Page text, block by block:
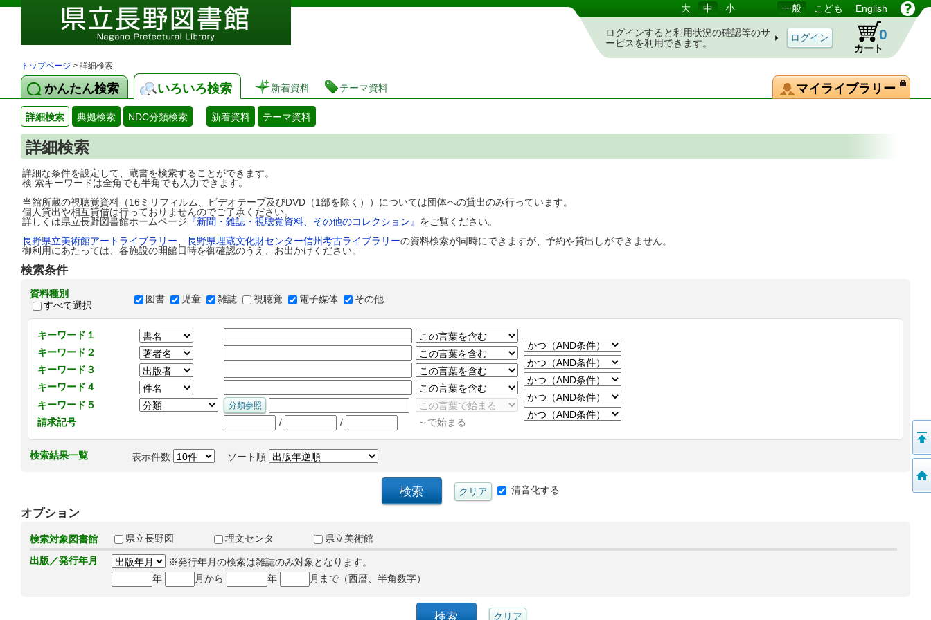
図書館 蔵書検索・予約システム 大 中 小 一般 こども English
ログインすると利用状況の確認等のサ
ービスを利用できます。
カート
0
トップページ > 詳細検索
かんたん検索 いろいろ検索 新着資料 テーマ資料 マイライブラリー
詳細検索 典拠検索 NDC分類検索 新着資料 テーマ資料
詳細検索
詳細な条件を設定して、蔵書を検索することができます。
検 索キーワードは全角でも半角でも入力できます。
当館所蔵の視聴覚資料（16ミリフィルム、ビデオテープ及びDVD（1部を除く））については団体への貸出のみ行っています。
個人貸出や相互貸借は行っておりませんのでご了承ください。
詳しくは県立長野図書館ホームページ 『新聞・雑誌・視聴覚資料、その他のコレクション』 をご覧ください。
長野県立美術館アートライブラリー
長野県埋蔵文化財センター信州考古ライブラリーの資料検索が同時にできますが、予約や貸出しができません。
御利用にあたっては、各施設の開館日時を御確認のうえ、お出かけください。
検索条件
資料種別
すべて選択
図書 児童 雑誌 視聴覚 電子媒体 その他
キーワード１
キーワード２
キーワード３
キーワード４
キーワード５
請求記号
/ / ～で始まる
検索結果一覧 表示件数 ソート順
清音化する
オプション
検索対象図書館 県立長野図 埋文センタ
県立美術館
出版／発行年月
※発行年月の検索は雑誌のみ対象となります。
年
月から 年 月まで（西暦、半角数字）